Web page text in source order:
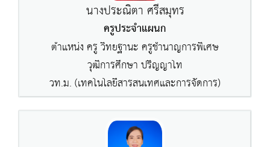
นางประณิตา ศรีสมุทร
ครูประจำแผนก
ตำแหน่ง ครู วิทยฐานะ ครูชำนาญการพิเศษ
วุฒิการศึกษา ปริญญาโท
วท.ม. (เทคโนโลยีสารสนเทศและการจัดการ)